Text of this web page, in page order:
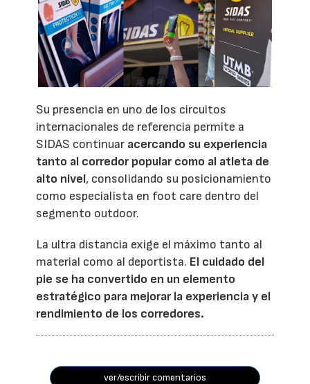
Su presencia en uno de los circuitos
internacionales de referencia permite a
SIDAS continuar acercando su experiencia
tanto al corredor popular como al atleta de
alto nivel, consolidando su posicionamiento
como especialista en foot care dentro del
segmento outdoor.
La ultra distancia exige el máximo tanto al
material como al deportista. El cuidado del
pie se ha convertido en un elemento
estratégico para mejorar la experiencia y el
rendimiento de los corredores.
ver/escribir comentarios